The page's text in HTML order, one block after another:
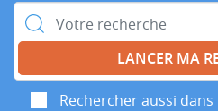
Rechercher :
Rechercher aussi